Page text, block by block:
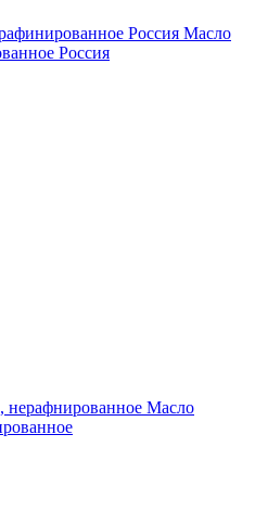
Масло
Россия
Масло